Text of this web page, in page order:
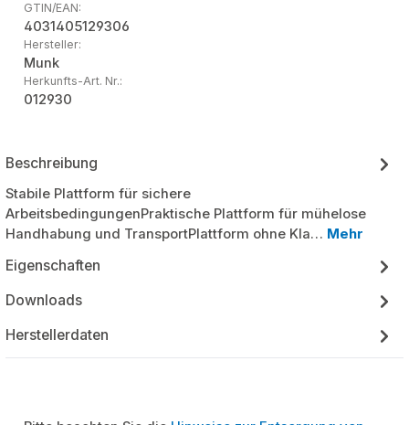
GTIN/EAN:
4031405129306
Hersteller:
Munk
Herkunfts-Art. Nr.:
012930
Beschreibung
Stabile Plattform für sichere
ArbeitsbedingungenPraktische Plattform für mühelose
Handhabung und TransportPlattform ohne Kla… Mehr
Eigenschaften
Downloads
Herstellerdaten